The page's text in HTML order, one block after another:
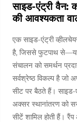
साइड-एंट्री वैन:
की आवश्यकता
एक साइड-एंट्री
है, जिससे फुटपाथ
संचालन को समर्थन
सर्वश्रेष्ठ विकल्प है जो
सीट पर बैठते हैं। साइड-
अक्सर स्थानांतरण को
सीटें शामिल होती हैं।